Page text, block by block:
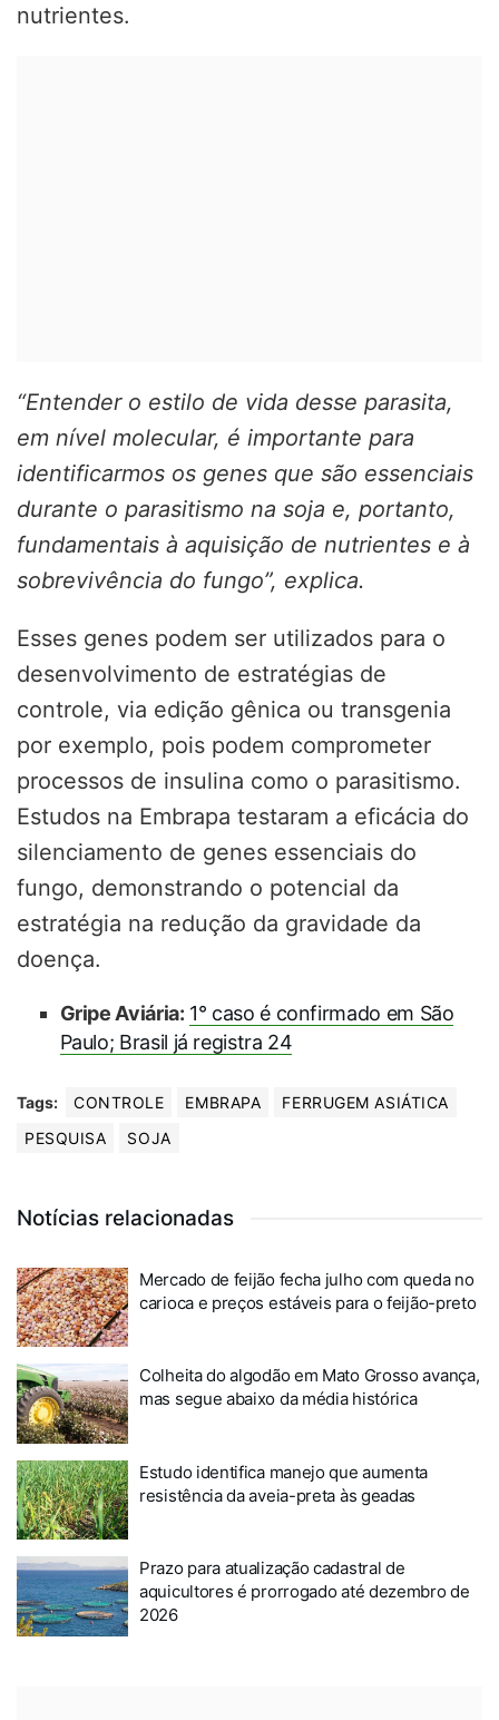
nutrientes.
“Entender o estilo de vida desse parasita,
em nível molecular, é importante para
identificarmos os genes que são essenciais
durante o parasitismo na soja e, portanto,
fundamentais à aquisição de nutrientes e à
sobrevivência do fungo”, explica.
Esses genes podem ser utilizados para o
desenvolvimento de estratégias de
controle, via edição gênica ou transgenia
por exemplo, pois podem comprometer
processos de insulina como o parasitismo.
Estudos na Embrapa testaram a eficácia do
silenciamento de genes essenciais do
fungo, demonstrando o potencial da
estratégia na redução da gravidade da
doença.
Gripe Aviária: 1° caso é confirmado em São
Paulo; Brasil já registra 24
Tags: CONTROLE EMBRAPA
FERRUGEM ASIÁTICA
PESQUISA
SOJA
Notícias relacionadas
Mercado de feijão fecha julho com queda no
carioca e preços estáveis para o feijão-preto
Colheita do algodão em Mato Grosso avança,
mas segue abaixo da média histórica
Estudo identifica manejo que aumenta
resistência da aveia-preta às geadas
Prazo para atualização cadastral de
aquicultores é prorrogado até dezembro de
2026